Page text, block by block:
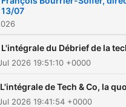
13/07
L'intégrale du Débrief de la
2026 19:51:10 +0000
L'intégrale de Tech & Co, la
2026 19:41:54 +0000